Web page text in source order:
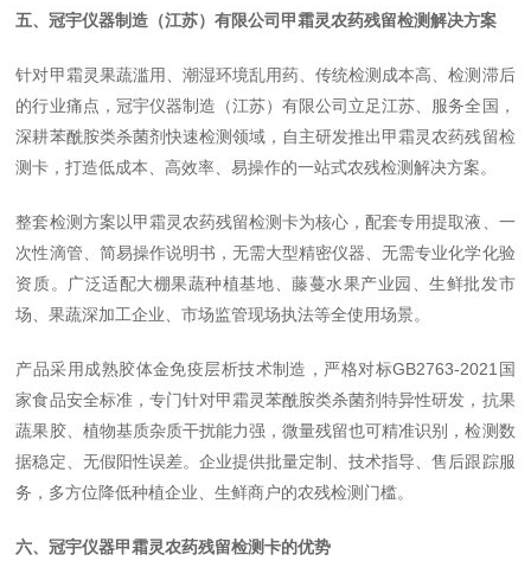
五、冠宇仪器制造（江苏）有限公司甲霜灵农药残留检测解决方案
针对甲霜灵果蔬滥用、潮湿环境乱用药、传统检测成本高、检测滞后
的行业痛点，冠宇仪器制造（江苏）有限公司立足江苏、服务全国，
深耕苯酰胺类杀菌剂快速检测领域，自主研发推出甲霜灵农药残留检
测卡，打造低成本、高效率、易操作的一站式农残检测解决方案。
整套检测方案以甲霜灵农药残留检测卡为核心，配套专用提取液、一
次性滴管、简易操作说明书，无需大型精密仪器、无需专业化学化验
资质。广泛适配大棚果蔬种植基地、藤蔓水果产业园、生鲜批发市
场、果蔬深加工企业、市场监管现场执法等全使用场景。
产品采用成熟胶体金免疫层析技术制造，严格对标GB2763-2021国
家食品安全标准，专门针对甲霜灵苯酰胺类杀菌剂特异性研发，抗果
蔬果胶、植物基质杂质干扰能力强，微量残留也可精准识别，检测数
据稳定、无假阳性误差。企业提供批量定制、技术指导、售后跟踪服
务，多方位降低种植企业、生鲜商户的农残检测门槛。
六、冠宇仪器甲霜灵农药残留检测卡的优势